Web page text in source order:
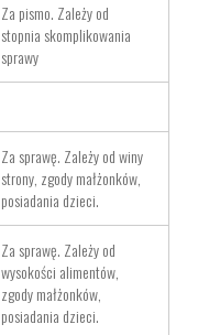
Za pismo. Zależy od
stopnia skomplikowania
sprawy
Za sprawę. Zależy od winy
strony, zgody małżonków,
posiadania dzieci.
Za sprawę. Zależy od
wysokości alimentów,
zgody małżonków,
posiadania dzieci.